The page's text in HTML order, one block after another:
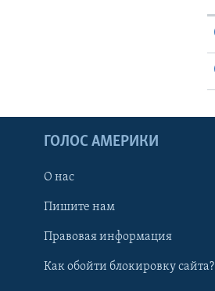
ГОЛОС АМЕРИКИ
О нас
Пишите нам
Правовая информация
Как обойти блокировку сайта?